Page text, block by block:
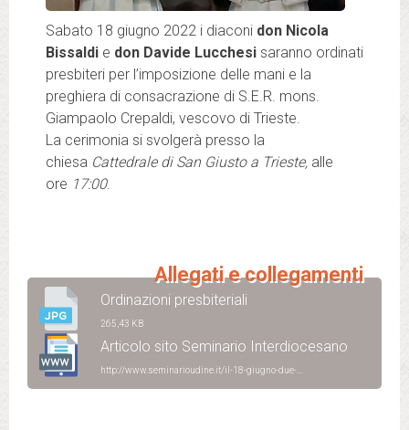
Sabato 18 giugno 2022 i diaconi don Nicola
Bissaldi e don Davide Lucchesi saranno ordinati
presbiteri per l’imposizione delle mani e la
preghiera di consacrazione di S.E.R. mons.
Giampaolo Crepaldi, vescovo di Trieste.
La cerimonia si svolgerà presso la
chiesa Cattedrale di San Giusto a Trieste, alle
ore 17:00.
Allegati e collegamenti
Ordinazioni presbiteriali
265,43 KB
Articolo sito Seminario Interdiocesano
http://www.seminarioudine.it/il-18-giugno-due-...